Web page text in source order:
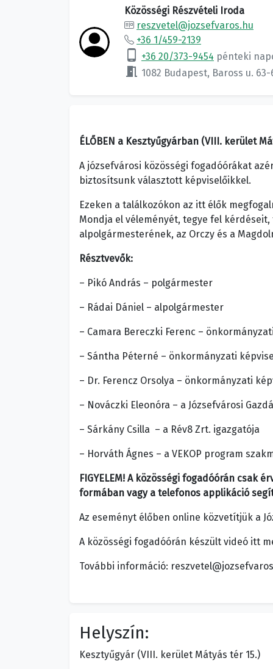
Közösségi Részvételi Iroda
reszvetel@jozsefvaros.hu
+36 1/459-2139
phone_android +36 20/373-9454 pénteki
meeting_room 1082 Budapest, Baross u. 63-
ÉLŐBEN a Kesztyűgyárban (VIII. kerület
A józsefvárosi közösségi fogadóórákat
biztosítsunk választott képviselőikkel.
Ezeken a találkozókon az itt élők
Mondja el véleményét, tegye fel
alpolgármesterének, az Orczy és a
Résztvevők:
– Pikó András – polgármester
– Rádai Dániel – alpolgármester
– Camara Bereczki Ferenc –
– Sántha Péterné – önkormányzati
– Dr. Ferencz Orsolya – önkormányzati
– Nováczki Eleonóra – a Józsefvárosi
– Sárkány Csilla – a Rév8 Zrt. igazgatója
– Horváth Ágnes – a VEKOP program
FIGYELEM! A közösségi fogadóórán
formában vagy a telefonos applikáció
Az eseményt élőben online közvetítjük a
A közösségi fogadóórán készült videó itt
További információ:
Helyszín:
Kesztyűgyár (VIII. kerület Mátyás tér 15.)